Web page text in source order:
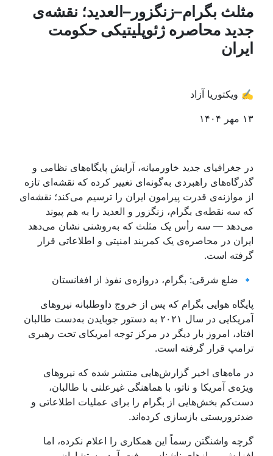
بگرام–زنگزور–العدید؛ نقشه‌ی
محاصره ژئوپلیتیکی حکومت
ویکتوریا آزاد
جغرافیای جدید خاورمیانه، آرایش پایگاه‌های نظامی و
راهبردی به‌گونه‌ای تغییر کرده که نقشه‌ای تازه
موازنه‌ی قدرت پیرامون ایران را ترسیم می‌کند؛ نقشه‌ای
سه نقطه‌ی بگرام، زنگزور و العديد را به هم پیوند
— سه رأس یک مثلث که به‌روشنی نشان می‌دهد
در محاصره‌ی یک کمربند امنیتی و اطلاعاتی قرار
است.
ضلع شرقی: بگرام، دروازه‌ی نفوذ از افغانستان
هوایی بگرام که پس از خروج داوطلبانه نیروهای
آمریکایی در سال ۲۰۲۱ به دستور جو‌بایدن به‌دست طالبان
امروز بار دیگر در مرکز توجه امریکای تحت رهبری
قرار گرفته است.
ماه‌های اخیر گزارش‌هایی منتشر شده که نیروهای
آمریکا و ناتو، با هماهنگی غیرعلنی با طالبان،
بخش‌هایی از بگرام را برای عملیات اطلاعاتی و
بازسازی کرده‌اند.
واشنگتن رسماً این همکاری را اعلام نکرده، اما